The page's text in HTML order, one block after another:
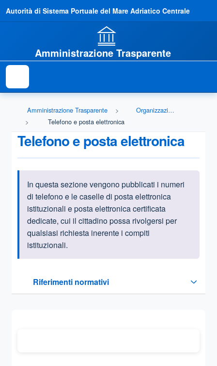
Autorità di Sistema Portuale del Mare Adriatico Centrale
Amministrazione Trasparente
Amministrazione Trasparente
Organizzazione
Telefono e posta elettronica
Telefono e posta elettronica
Informazioni introduttive
In questa sezione vengono pubblicati i numeri
di telefono e le caselle di posta elettronica
istituzionali e posta elettronica certificata
dedicate, cui il cittadino possa rivolgersi per
qualsiasi richiesta inerente i compiti
istituzionali.
Riferimenti normativi
Sezione compressa